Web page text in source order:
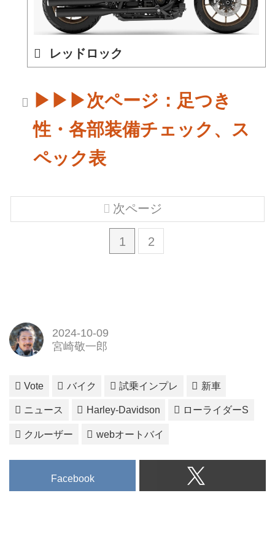
レッドロック
▶▶▶次ページ：足つき
性・各部装備チェック、ス
ペック表
1 2
次ページ
2024-10-09
宮崎敬一郎
Vote バイク 試乗インプレ 新車
ニュース Harley-Davidson ローライダーS
クルーザー webオートバイ
Facebook